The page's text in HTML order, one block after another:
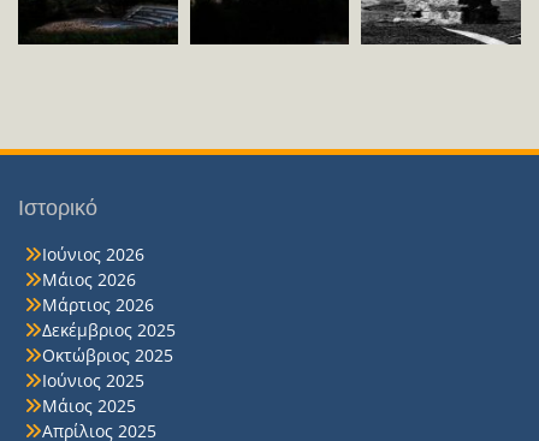
Ιστορικό
Ιούνιος 2026
Μάιος 2026
Μάρτιος 2026
Δεκέμβριος 2025
Οκτώβριος 2025
Ιούνιος 2025
Μάιος 2025
Απρίλιος 2025